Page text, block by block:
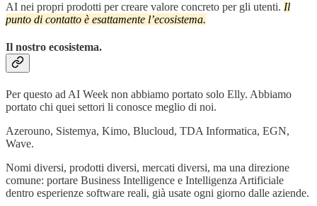
AI nei propri prodotti per creare valore concreto per gli utenti. Il
punto di contatto è esattamente l’ecosistema.
Il nostro ecosistema.
Per questo ad AI Week non abbiamo portato solo Elly. Abbiamo
portato chi quei settori li conosce meglio di noi.
Azerouno, Sistemya, Kimo, Blucloud, TDA Informatica, EGN,
Wave.
Nomi diversi, prodotti diversi, mercati diversi, ma una direzione
comune: portare Business Intelligence e Intelligenza Artificiale
dentro esperienze software reali, già usate ogni giorno dalle aziende.